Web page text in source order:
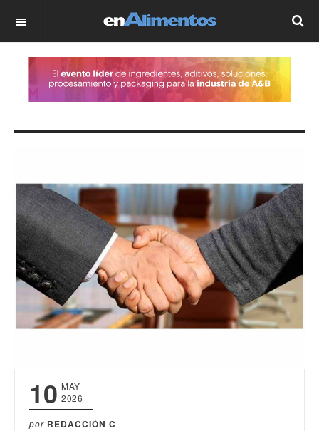
OFF CANVAS
10 MAY
2026
por REDACCIÓN C